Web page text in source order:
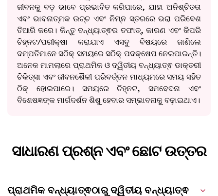
ଜୀବନକୁ ବଡ଼ ଭାବେ ପ୍ରଭାବିତ କରିପାରେ, ଯାହା ଅନିଶ୍ଚିତତା
ଏବଂ ଭାବନାତ୍ମକ ଉଚ୍ଚ ଏବଂ ନିମ୍ନ ସ୍ତରରେ ଭରା ପରିବେଶ
ତିଆରି କରେ। କିନ୍ତୁ ବନ୍ଧ୍ୟାତ୍ଵର ତଫାତ୍, କାରଣ ଏବଂ କିପରି
ଚିହ୍ନଟ/ପରୀକ୍ଷା କରାଯାଏ ଏସବୁ ବିଷୟରେ ଜାଣିଲେ
ଦମ୍ପତିମାନେ ସଠିକ୍ ସମୟରେ ସଠିକ୍ ପଦକ୍ଷେପ ନେଇପାରନ୍ତି।
ଅନେକ ମାମଲାରେ ପ୍ରାଥମିକ ଓ ଦ୍ୱିତୀୟ ବନ୍ଧ୍ୟାତ୍ଵ ଡାକ୍ତରୀ
ଚିକିତ୍ସା ଏବଂ ଜୀବନଶୈଳୀ ପରିବର୍ତ୍ତନ ମାଧ୍ୟମରେ ସମୟ ସହିତ
ଠିକ୍ ହୋଇପାରେ। ସମୟରେ ଚିହ୍ନଟ, ସମବେଦନା ଏବଂ
ବିଶେଷଜ୍ଞଙ୍କ ମାର୍ଗଦର୍ଶନ ଶିଶୁ ହେବାର ସମ୍ଭାବନାକୁ ବଢ଼ାଇଥାଏ।
ସାଧାରଣ ପ୍ରଶ୍ନ ଏବଂ ଛୋଟ ଉତ୍ତର
ପ୍ରାଥମିକ ବନ୍ଧ୍ୟାତ୍ଵଠାରୁ ଦ୍ୱିତୀୟ ବନ୍ଧ୍ୟାତ୍ଵ